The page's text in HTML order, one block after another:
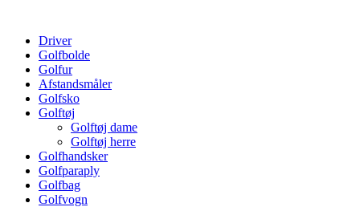
Driver
Golfbolde
Golfur
Afstandsmåler
Golfsko
Golftøj
Golftøj dame
Golftøj herre
Golfhandsker
Golfparaply
Golfbag
Golfvogn